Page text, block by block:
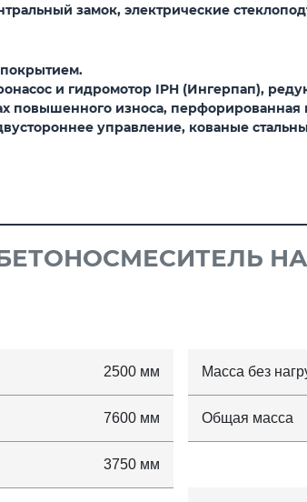
замок, электрические
покрытием.
и гидромотор IPH (Ингерпап),
повышенного износа,
управление, кованые
НА
2500 мм
7600 мм
3750 мм
Масса без
Общая масса